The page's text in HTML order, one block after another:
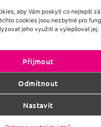
aby Vám poskytl co nejlepší
cookies jsou nezbytné pro
jeho využití a vylepšovat jej.
Přijmout
Odmítnout
Nastavit
spolku Kvalitní internet ICTP, z.s.
newsletteru
souhlasíte se
uvedených